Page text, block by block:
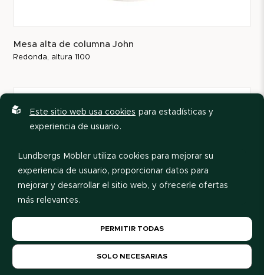
Mesa alta de columna John
Redonda, altura 1100
Este sitio web usa cookies para estadísticas y
experiencia de usuario.
Lundbergs Möbler utiliza cookies para mejorar su
experiencia de usuario, proporcionar datos para
mejorar y desarrollar el sitio web, y ofrecerle ofertas
más relevantes.
cambiar su elección más tarde, puede hacerlo al pie
de la página.
SOLO NECESARIAS
PERMITIR TODAS